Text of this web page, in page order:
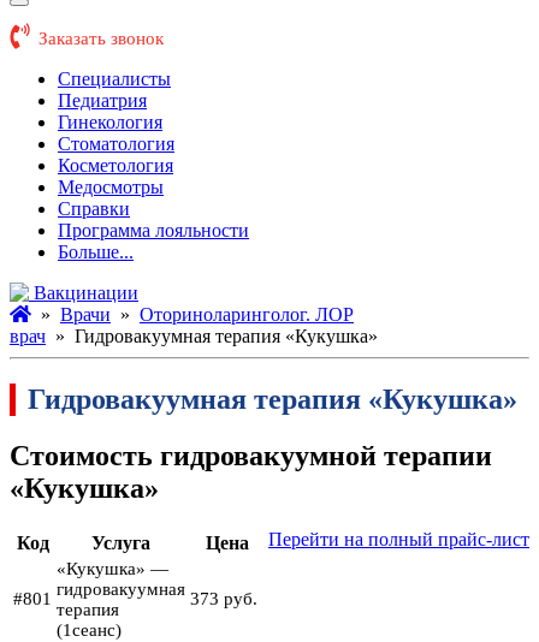
Заказать звонок
Специалисты
Педиатрия
Гинекология
Стоматология
Косметология
Медосмотры
Справки
Программа лояльности
Больше...
Вакцинации
» Врачи » Оториноларинголог. ЛОР
врач » Гидровакуумная терапия «Кукушка»
Гидровакуумная терапия «Кукушка»
Стоимость гидровакуумной терапии
«Кукушка»
Перейти на полный прайс-лист
Код Услуга Цена
#801
«Кукушка» —
гидровакуумная
терапия
(1сеанс)
373 руб.